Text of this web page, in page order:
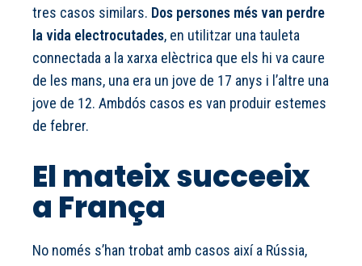
tres casos similars. Dos persones més van perdre
la vida electrocutades, en utilitzar una tauleta
connectada a la xarxa elèctrica que els hi va caure
de les mans, una era un jove de 17 anys i l’altre una
jove de 12. Ambdós casos es van produir estemes
de febrer.
El mateix succeeix
a França
No només s’han trobat amb casos així a Rússia,